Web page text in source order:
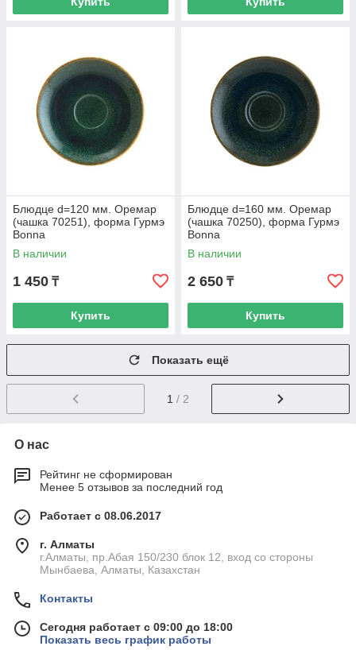
Блюдце d=120 мм. Оремар
(чашка 70251), форма Гурмэ
Bonna
В наличии
1 450 ₸
Купить
Блюдце d=160 мм. Оремар
(чашка 70250), форма Гурмэ
Bonna
В наличии
2 650 ₸
Купить
Показать ещё
1 / 2
О нас
Рейтинг не сформирован
Менее 5 отзывов за последний год
Работает с 08.06.2017
г. Алматы
г.Алматы, пр.Абая 150/230 блок 12, вход со стороны
Мынбаева, Алматы, Казахстан
Контакты
Сегодня работает с 09:00 до 18:00
Показать весь график работы